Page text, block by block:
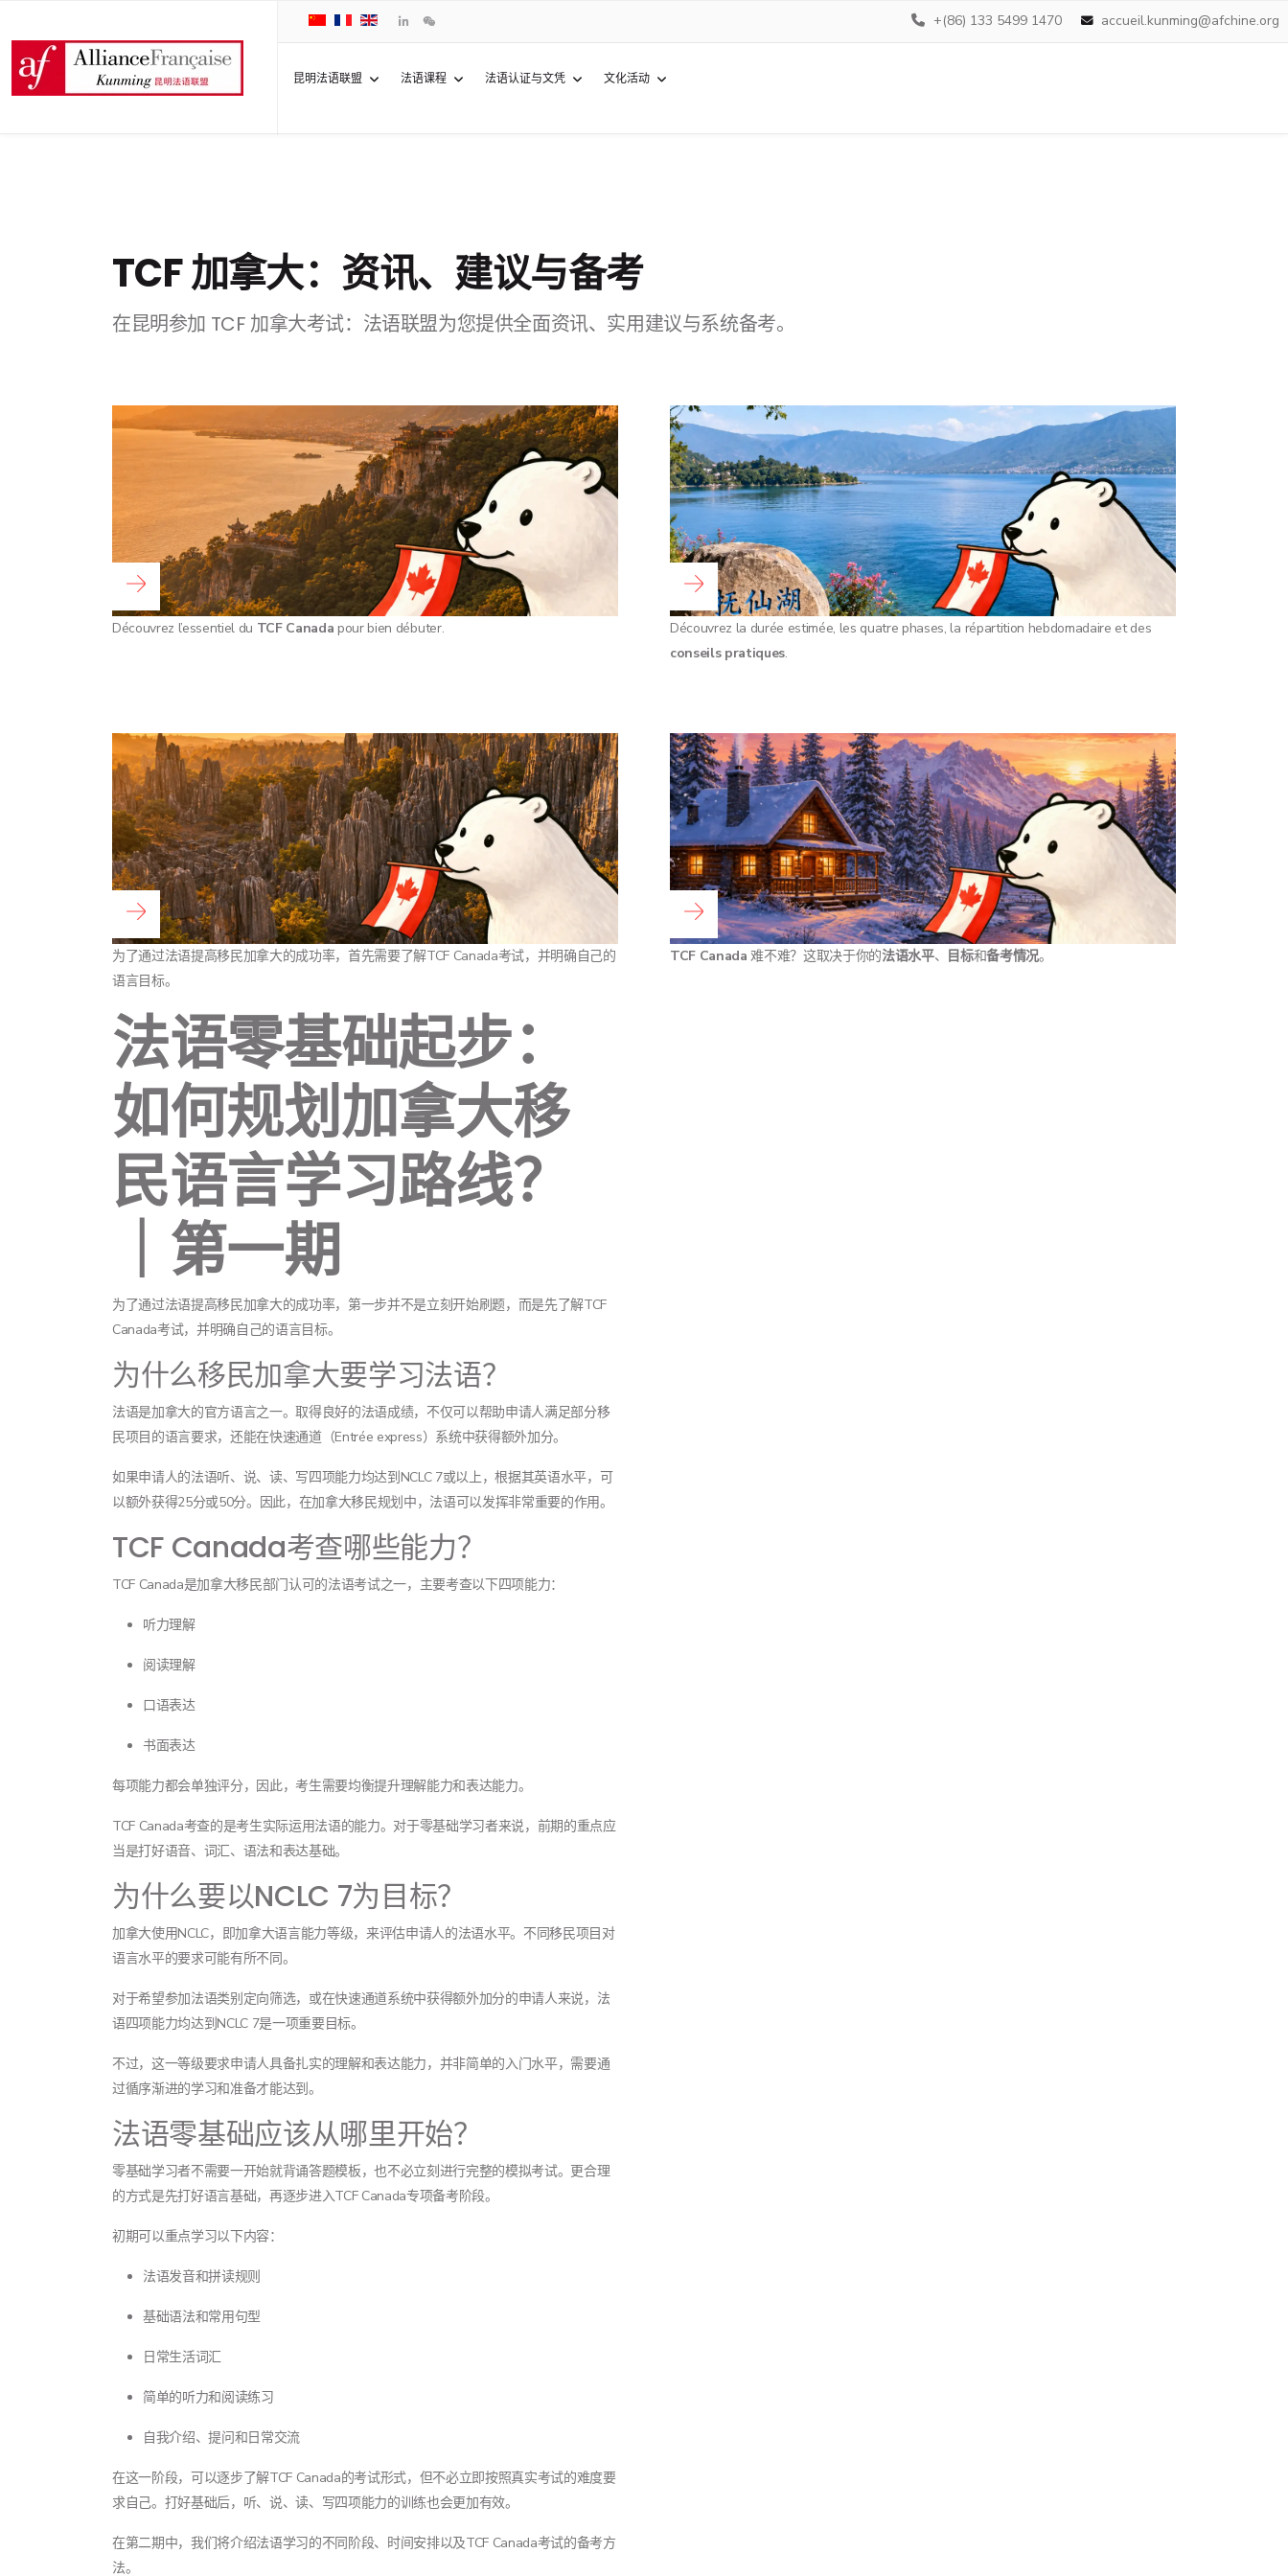
+(86) 133 5499 1470 accueil.kunming@afchine.org
昆明法语联盟 法语课程 法语认证与文凭 文化活动
TCF 加拿大：资讯、建议与备考
在昆明参加 TCF 加拿大考试：法语联盟为您提供全面资讯、实用建议与系统备考。
Découvrez l’essentiel du TCF Canada pour bien débuter.
Découvrez la durée estimée, les quatre phases, la répartition hebdomadaire et des
conseils pratiques.
为了通过法语提高移民加拿大的成功率，首先需要了解TCF Canada考试，并明确自己的
语言目标。
法语零基础起步：
如何规划加拿大移
民语言学习路线？
｜第一期
为了通过法语提高移民加拿大的成功率，第一步并不是立刻开始刷题，而是先了解TCF
Canada考试，并明确自己的语言目标。
为什么移民加拿大要学习法语？
法语是加拿大的官方语言之一。取得良好的法语成绩，不仅可以帮助申请人满足部分移
民项目的语言要求，还能在快速通道（Entrée express）系统中获得额外加分。
如果申请人的法语听、说、读、写四项能力均达到NCLC 7或以上，根据其英语水平，可
以额外获得25分或50分。因此，在加拿大移民规划中，法语可以发挥非常重要的作用。
TCF Canada考查哪些能力？
TCF Canada是加拿大移民部门认可的法语考试之一，主要考查以下四项能力：
听力理解
阅读理解
口语表达
书面表达
每项能力都会单独评分，因此，考生需要均衡提升理解能力和表达能力。
TCF Canada考查的是考生实际运用法语的能力。对于零基础学习者来说，前期的重点应
当是打好语音、词汇、语法和表达基础。
为什么要以NCLC 7为目标？
加拿大使用NCLC，即加拿大语言能力等级，来评估申请人的法语水平。不同移民项目对
语言水平的要求可能有所不同。
对于希望参加法语类别定向筛选，或在快速通道系统中获得额外加分的申请人来说，法
语四项能力均达到NCLC 7是一项重要目标。
不过，这一等级要求申请人具备扎实的理解和表达能力，并非简单的入门水平，需要通
过循序渐进的学习和准备才能达到。
法语零基础应该从哪里开始？
零基础学习者不需要一开始就背诵答题模板，也不必立刻进行完整的模拟考试。更合理
的方式是先打好语言基础，再逐步进入TCF Canada专项备考阶段。
初期可以重点学习以下内容：
法语发音和拼读规则
基础语法和常用句型
日常生活词汇
简单的听力和阅读练习
自我介绍、提问和日常交流
在这一阶段，可以逐步了解TCF Canada的考试形式，但不必立即按照真实考试的难度要
求自己。打好基础后，听、说、读、写四项能力的训练也会更加有效。
在第二期中，我们将介绍法语学习的不同阶段、时间安排以及TCF Canada考试的备考方
法。
TCF Canada 难不难？这取决于你的法语水平、 目标和备考情况。